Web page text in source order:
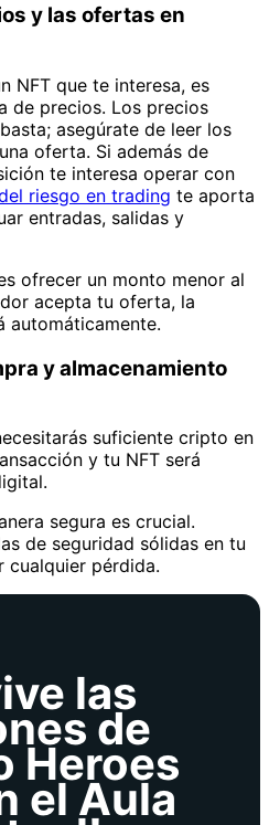
y las ofertas en
NFT que te interesa, es
de precios. Los precios
asegúrate de leer los
oferta. Si además de
te interesa operar con
riesgo en trading te aporta
entradas, salidas y
ofrecer un monto menor al
acepta tu oferta, la
automáticamente.
y almacenamiento
suficiente cripto en
y tu NFT será
segura es crucial.
de seguridad sólidas en tu
cualquier pérdida.
las
de
Heroes
el Aula